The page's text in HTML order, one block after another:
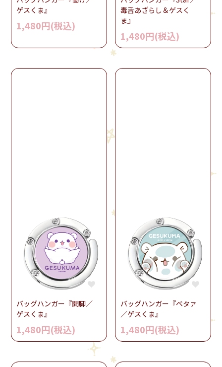
ゲスくま』
1,480円(税込)
毒舌あざらし＆ゲスく
ま』
1,480円(税込)
バッグハンガー『開脚／
ゲスくま』
1,480円(税込)
バッグハンガー『ベタァ
／ゲスくま』
1,480円(税込)